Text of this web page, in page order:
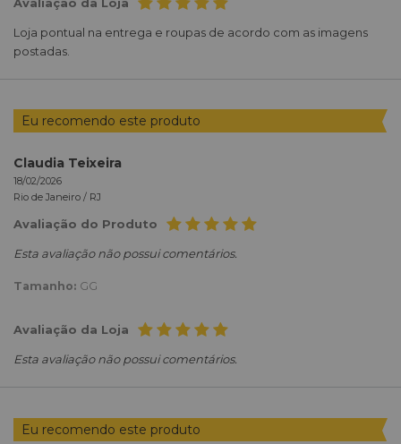
Loja pontual na entrega e roupas de acordo com as imagens
postadas.
Eu recomendo este produto
Claudia Teixeira
18/02/2026
Rio de Janeiro / RJ
Avaliação do Produto
Esta avaliação não possui comentários.
Tamanho: GG
Avaliação da Loja
Esta avaliação não possui comentários.
Eu recomendo este produto